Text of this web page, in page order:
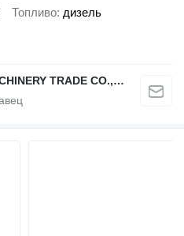
Топливо дизель
TUO PU INTERNATIONAL MACHINERY TRADE CO., LTD